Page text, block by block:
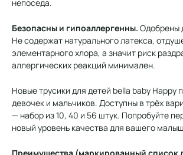
непоседа.
Безопасны и гипоаллергенны. Одобрены
Не содержат натурального латекса,
элементарного хлора, а значит риск
аллергических реакций минимален.
Новые трусики для детей bella baby Happy
девочек и мальчиков. Доступны в трёх
— набор из 10, 40 и 56 штук. Попробуйте
новый уровень качества для вашего